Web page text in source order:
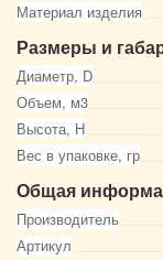
Материал изделия
Размеры и
Диаметр, D
Объем, м3
Высота, Н
Вес в упаковке, гр
Общая
Производитель
Артикул